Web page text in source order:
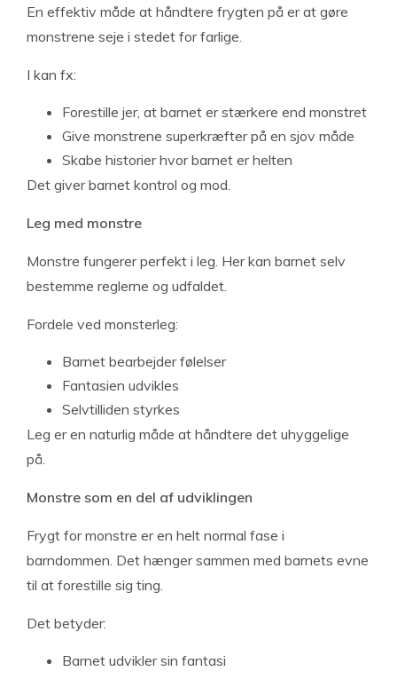
En effektiv måde at håndtere frygten på er at gøre
monstrene seje i stedet for farlige.
I kan fx:
Forestille jer, at barnet er stærkere end monstret
Give monstrene superkræfter på en sjov måde
Skabe historier hvor barnet er helten
Det giver barnet kontrol og mod.
Leg med monstre
Monstre fungerer perfekt i leg. Her kan barnet selv
bestemme reglerne og udfaldet.
Fordele ved monsterleg:
Barnet bearbejder følelser
Fantasien udvikles
Selvtilliden styrkes
Leg er en naturlig måde at håndtere det uhyggelige
på.
Monstre som en del af udviklingen
Frygt for monstre er en helt normal fase i
barndommen. Det hænger sammen med barnets evne
til at forestille sig ting.
Det betyder:
Barnet udvikler sin fantasi